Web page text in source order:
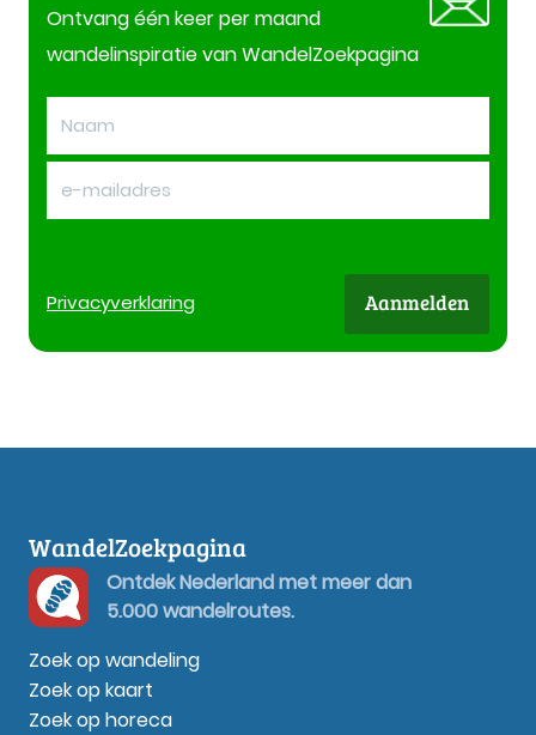
Ontvang één keer per maand
wandelinspiratie van WandelZoekpagina
Privacyverklaring Aanmelden
WandelZoekpagina
Ontdek Nederland met meer dan
5.000 wandelroutes.
Zoek op wandeling
Zoek op kaart
Zoek op horeca